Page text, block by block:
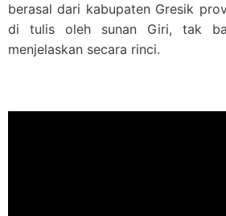
berasal dari kabupaten Gresik
di tulis oleh sunan Giri, tak
menjelaskan secara rinci.